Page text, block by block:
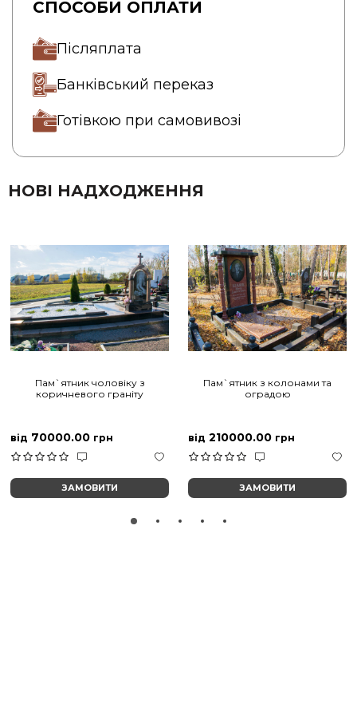
СПОСОБИ ОПЛАТИ
Післяплата
Банківський переказ
Готівкою при самовивозі
НОВІ НАДХОДЖЕННЯ
Пам`ятник чоловіку з
коричневого граніту
від 70000.00 грн
ЗАМОВИТИ
Пам`ятник з колонами та
оградою
від 210000.00 грн
ЗАМОВИТИ